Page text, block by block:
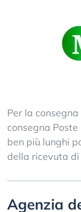
Per la
consegna
ben più lunghi
della ricevuta di
Agenzia